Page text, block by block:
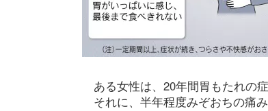
ある女性は、20年間胃もたれの
それに、半年程度みぞおちの痛